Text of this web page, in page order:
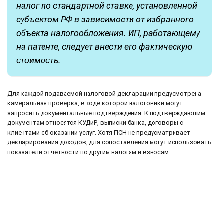
налог по стандартной ставке, установленной
субъектом РФ в зависимости от избранного
объекта налогообложения. ИП, работающему
на патенте, следует внести его фактическую
стоимость.
Для каждой подаваемой налоговой декларации предусмотрена
камеральная проверка, в ходе которой налоговики могут
запросить документальные подтверждения. К подтверждающим
документам относятся КУДиР, выписки банка, договоры с
клиентами об оказании услуг. Хотя ПСН не предусматривает
декларирования доходов, для сопоставления могут использовать
показатели отчетности по другим налогам и взносам.